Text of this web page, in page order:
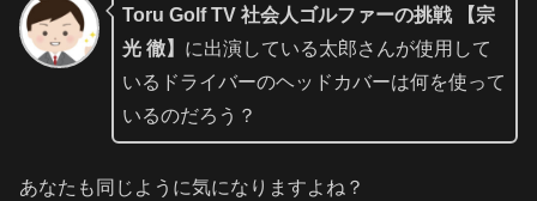
Toru Golf TV 社会人ゴルファーの挑戦 【宗
光 徹】 に出演している太郎さんが使用して
いるドライバーのヘッドカバーは何を使って
いるのだろう？
あなたも同じように気になりますよね？